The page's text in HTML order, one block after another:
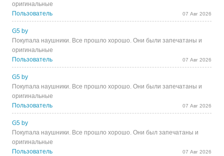
оригинальные
Пользователь
07 Авг 2026
G5 by
Покупала наушники. Все прошло хорошо. Они были запечатаны и
оригинальные
Пользователь
07 Авг 2026
G5 by
Покупала наушники. Все прошло хорошо. Они были запечатаны и
оригинальные
Пользователь
07 Авг 2026
G5 by
Покупала наушники. Все прошло хорошо. Они был запечатаны и
оригинальные
Пользователь
07 Авг 2026